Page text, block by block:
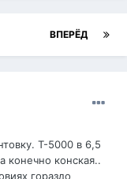
ВПЕРЁД
Т-5000 в 6,5
конечно конская..
гораздо